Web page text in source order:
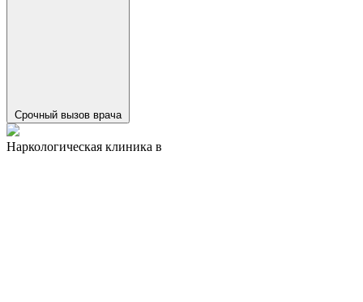
Срочный вызов врача
Наркологическая клиника в